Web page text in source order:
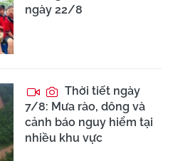
ngày 22/8
Thời tiết ngày
7/8: Mưa rào, dông và
cảnh báo nguy hiểm tại
nhiều khu vực